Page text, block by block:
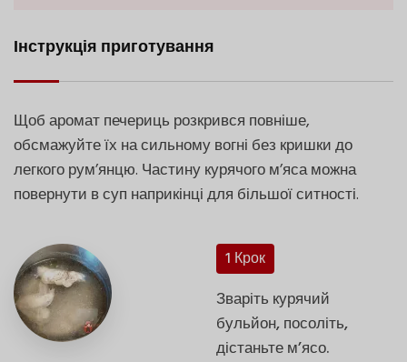
Інструкція приготування
Щоб аромат печериць розкрився повніше,
обсмажуйте їх на сильному вогні без кришки до
легкого рум’янцю. Частину курячого м’яса можна
повернути в суп наприкінці для більшої ситності.
1 Крок
Зваріть курячий
бульйон, посоліть,
дістаньте м’ясо.